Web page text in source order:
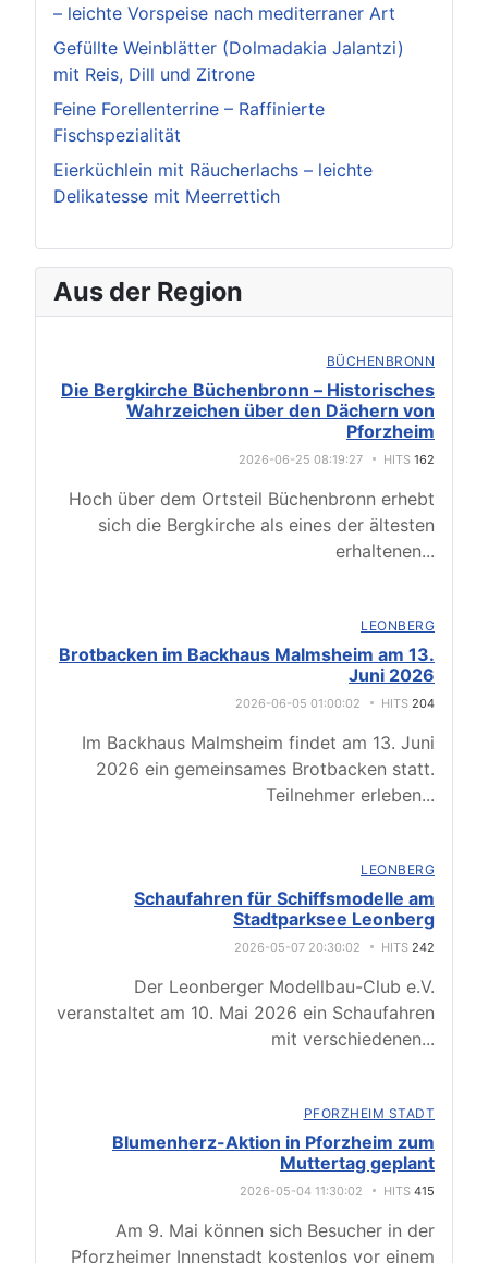
– leichte Vorspeise nach mediterraner Art
Gefüllte Weinblätter (Dolmadakia Jalantzi)
mit Reis, Dill und Zitrone
Feine Forellenterrine – Raffinierte
Fischspezialität
Eierküchlein mit Räucherlachs – leichte
Delikatesse mit Meerrettich
Aus der Region
BÜCHENBRONN
Die Bergkirche Büchenbronn – Historisches
Wahrzeichen über den Dächern von
Pforzheim
2026-06-25 08:19:27 HITS 162
Hoch über dem Ortsteil Büchenbronn erhebt
sich die Bergkirche als eines der ältesten
erhaltenen...
LEONBERG
Brotbacken im Backhaus Malmsheim am 13.
Juni 2026
2026-06-05 01:00:02 HITS 204
Im Backhaus Malmsheim findet am 13. Juni
2026 ein gemeinsames Brotbacken statt.
Teilnehmer erleben...
LEONBERG
Schaufahren für Schiffsmodelle am
Stadtparksee Leonberg
2026-05-07 20:30:02 HITS 242
Der Leonberger Modellbau-Club e.V.
veranstaltet am 10. Mai 2026 ein Schaufahren
mit verschiedenen...
PFORZHEIM STADT
Blumenherz-Aktion in Pforzheim zum
Muttertag geplant
2026-05-04 11:30:02 HITS 415
Am 9. Mai können sich Besucher in der
Pforzheimer Innenstadt kostenlos vor einem